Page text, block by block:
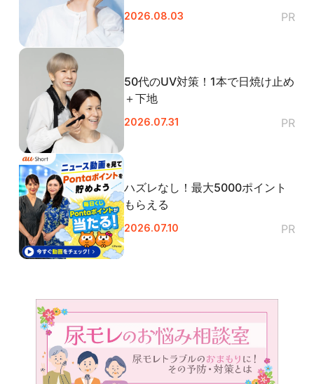
2026.08.03 PR
50代のUV対策！1本で日焼け止め
＋下地
2026.07.31 PR
ハズレなし！最大5000ポイント
もらえる
2026.07.10 PR